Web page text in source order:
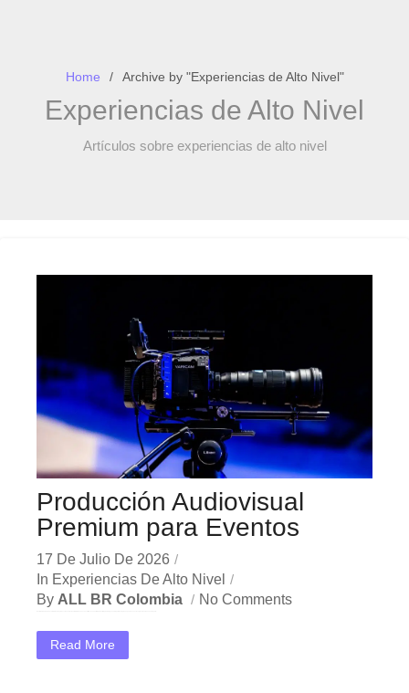
Home Archive by "Experiencias de Alto Nivel"
Experiencias de Alto Nivel
Artículos sobre experiencias de alto nivel
Producción Audiovisual
Premium para Eventos
17 De Julio De 2026
In Experiencias De Alto Nivel
By ALL BR Colombia No Comments
Read More